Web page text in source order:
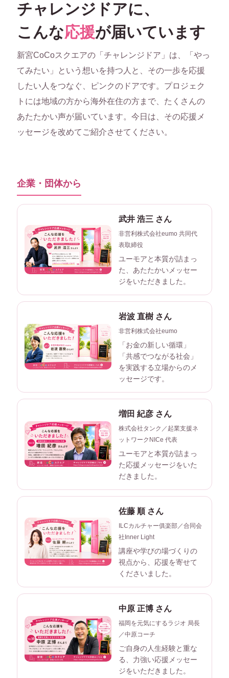
チャレンジドアに、
こんな応援が届いています
新宮CoCoスクエアの「チャレンジドア」は、「やっ
てみたい」という想いを持つ人と、その一歩を応援
したい人をつなぐ、ピンクのドアです。プロジェク
トには地域の方から海外在住の方まで、たくさんの
あたたかい声が届いています。今日は、その応援メ
ッセージを改めてご紹介させてください。
企業・団体から
武井 浩三 さん
非営利株式会社eumo 共同代
表取締役
ユーモアと本質が詰まっ
た、あたたかいメッセー
ジをいただきました。
岩波 直樹 さん
非営利株式会社eumo
「お金の新しい循環」
「共感でつながる社会」
を実践する立場からのメ
ッセージです。
増田 紀彦 さん
株式会社タンク／起業支援ネ
ットワークNICe 代表
ユーモアと本質が詰まっ
た応援メッセージをいた
だきました。
佐藤 順 さん
ILCカルチャー俱楽部／合同会
社Inner Light
講座や学びの場づくりの
視点から、応援を寄せて
くださいました。
中原 正博 さん
福岡を元気にするラジオ 局長
／中原コーチ
ご自身の人生経験と重な
る、力強い応援メッセー
ジをいただきました。